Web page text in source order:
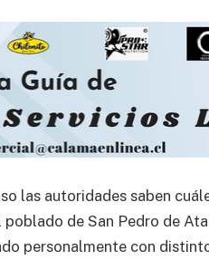
las autoridades saben
de San Pedro de
personalmente con